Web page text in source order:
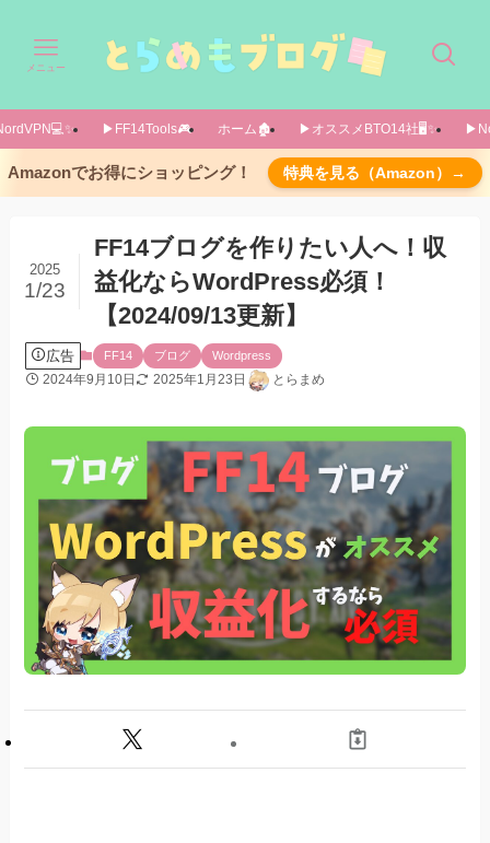
メニュー
▶FF14Tools🎮️ ホーム🏚️ ▶オススメBTO14社🖥️✨️
Amazonでお得にショッピング！ 特典を見る（Amazon）→
FF14ブログを作りたい人へ！収
益化ならWordPress必須！
【2024/09/13更新】
2025
1/23
広告 FF14 ブログ Wordpress
2024年9月10日 2025年1月23日 とらまめ
FF14ブログの始め方 大きく分けると3種類あ
ります
無料ブログサービスを使う方法
【オススメ】「WordPress」を利用する方法
ブログを収益化する方法
【こんなブログが作れます】WordPressで作成
されたゲームブログの紹介
STORK19
Cocoon
Diver
最後に